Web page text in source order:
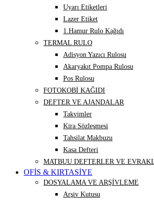
Uyarı Etiketleri
Lazer Etiket
1.Hamur Rulo Kağıdı
TERMAL RULO
Adisyon Yazıcı Rulosu
Akaryakıt Pompa Rulosu
Pos Rulosu
FOTOKOBİ KAĞIDI
DEFTER VE AJANDALAR
Takvimler
Kira Sözleşmesi
Tahsilat Makbuzu
Kasa Defteri
MATBUU DEFTERLER VE
OFİS & KIRTASİYE
DOSYALAMA VE ARŞİVLEME
Arşiv Kutusu